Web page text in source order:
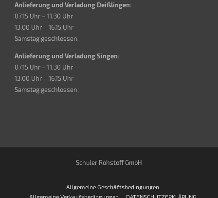
Anlieferung und Verladung Deißlingen:
07.15 Uhr – 11.30 Uhr
13.00 Uhr – 16.15 Uhr
Samstag geschlossen.
Anlieferung und Verladung Singen:
07.15 Uhr – 11.30 Uhr
13.00 Uhr – 16.15 Uhr
Samstag geschlossen.
Schuler Rohstoff GmbH
Allgemeine Geschäftsbedingungen
Allgemeine Verkaufsbedingungen
DATENSCHUTZERKLÄRUNG